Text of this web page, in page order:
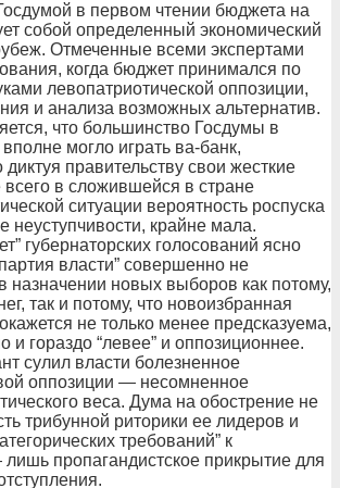
в первом чтении бюджета на
собой определенный экономический
Отмеченные всеми экспертами
когда бюджет принимался по
левопатриотической оппозиции,
и анализа возможных альтернатив.
что большинство Госдумы в
могло играть ва-банк,
правительству свои жесткие
в сложившейся в стране
ситуации вероятность роспуска
неуступчивости, крайне мала.
губернаторских голосований ясно
власти” совершенно не
назначении новых выборов как потому,
так и потому, что новоизбранная
не только менее предсказуема,
гораздо “левее” и оппозиционнее.
сулил власти болезненное
оппозиции — несомненное
веса. Дума на обострение не
трибунной риторики ее лидеров и
требований” к
пропагандистское прикрытие для